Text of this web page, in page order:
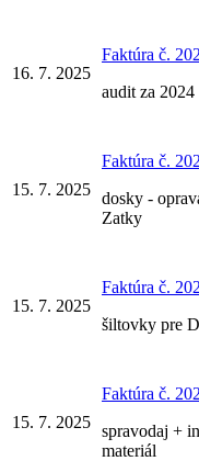
16. 7. 2025
Faktúra č.
audit za 2024
15. 7. 2025
Faktúra č.
dosky -
Zatky
15. 7. 2025
Faktúra č.
šiltovky pre
15. 7. 2025
Faktúra č.
spravodaj +
materiál